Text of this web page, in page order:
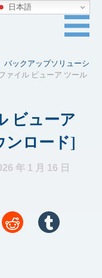
バックアップソリューシ
ァイル ビューア ツール
ビューア
ンロード]
年 1 月 16 日
日本語